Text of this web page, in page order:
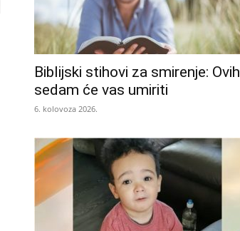
Biblijski stihovi za smirenje: Ovih
sedam će vas umiriti
6. kolovoza 2026.